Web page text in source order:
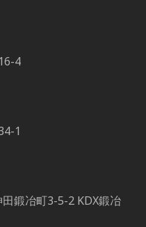
4
1
鍛冶町3-5-2 KDX鍛冶